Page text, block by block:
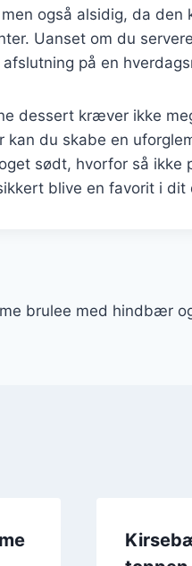
også alsidig, da den
Uanset om du
afslutning på en
dessert kræver ikke
kan du skabe en
sødt, hvorfor så ikke
blive en favorit i
brulee med hindbær